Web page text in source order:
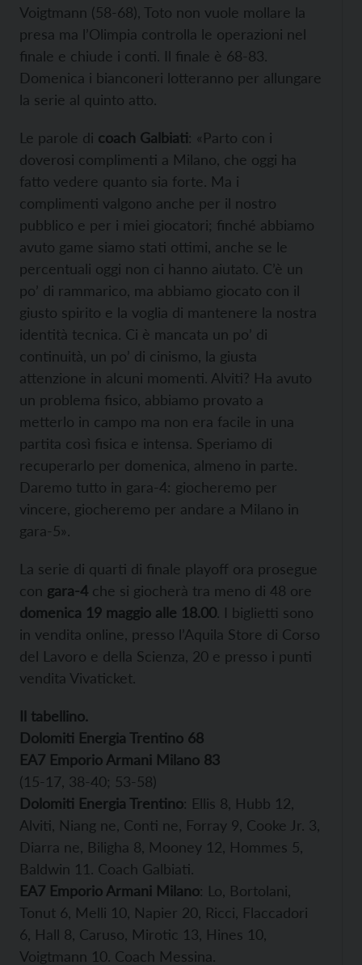
Voigtmann (58-68), Toto non vuole mollare la
presa ma l’Olimpia controlla le operazioni nel
finale e chiude i conti. Il finale è 68-83.
Domenica i bianconeri lotteranno per allungare
la serie al quinto atto.
Le parole di coach Galbiati: «Parto con i
doverosi complimenti a Milano, che oggi ha
fatto vedere quanto sia forte. Ma i
complimenti valgono anche per il nostro
pubblico e per i miei giocatori; finché abbiamo
avuto game siamo stati ottimi, anche se le
percentuali oggi non ci hanno aiutato. C’è un
po’ di rammarico, ma abbiamo giocato con il
giusto spirito e la voglia di mantenere la nostra
identità tecnica. Ci è mancata un po’ di
continuità, un po’ di cinismo, la giusta
attenzione in alcuni momenti. Alviti? Ha avuto
un problema fisico, abbiamo provato a
metterlo in campo ma non era facile in una
partita così fisica e intensa. Speriamo di
recuperarlo per domenica, almeno in parte.
Daremo tutto in gara-4: giocheremo per
vincere, giocheremo per andare a Milano in
gara-5».
La serie di quarti di finale playoff ora prosegue
con gara-4 che si giocherà tra meno di 48 ore
domenica 19 maggio alle 18.00. I biglietti sono
in vendita online, presso l’Aquila Store di Corso
del Lavoro e della Scienza, 20 e presso i punti
vendita Vivaticket.
Il tabellino.
Dolomiti Energia Trentino 68
EA7 Emporio Armani Milano 83
(15-17, 38-40; 53-58)
Dolomiti Energia Trentino: Ellis 8, Hubb 12,
Alviti, Niang ne, Conti ne, Forray 9, Cooke Jr. 3,
Diarra ne, Biligha 8, Mooney 12, Hommes 5,
Baldwin 11. Coach Galbiati.
EA7 Emporio Armani Milano: Lo, Bortolani,
Tonut 6, Melli 10, Napier 20, Ricci, Flaccadori
6, Hall 8, Caruso, Mirotic 13, Hines 10,
Voigtmann 10. Coach Messina.